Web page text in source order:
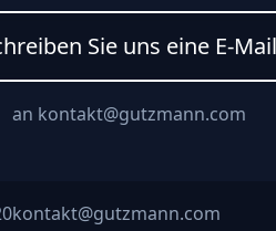
Sie uns eine E-Mail
an kontakt@gutzmann.com
kontakt@gutzmann.com